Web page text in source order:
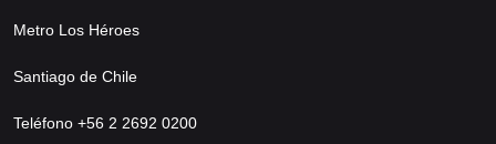
Metro Los Héroes
Santiago de Chile
Teléfono +56 2 2692 0200